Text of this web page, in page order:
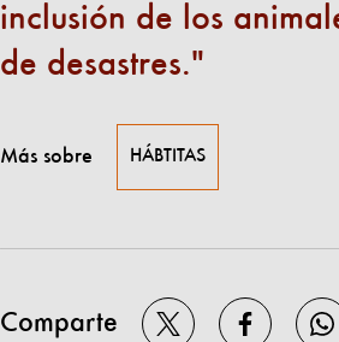
inclusión de los
de desastres.
Más sobre HÁBTITAS
Comparte